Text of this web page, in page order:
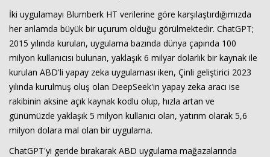
İki uygulamayı Blumberk HT verilerine göre karşılaştırdığımızda
her anlamda büyük bir uçurum olduğu görülmektedir. ChatGPT;
2015 yılında kurulan, uygulama bazında dünya çapında 100
milyon kullanıcısı bulunan, yaklaşık 6 milyar dolarlık bir kaynak ile
kurulan ABD'li yapay zeka uygulaması iken, Çinli geliştirici 2023
yılında kurulmuş oluş olan DeepSeek'in yapay zeka aracı ise
rakibinin aksine açık kaynak kodlu olup, hızla artan ve
günümüzde yaklaşık 5 milyon kullanıcı olan, yatırım olarak 5,6
milyon dolara mal olan bir uygulama.
ChatGPT'yi geride bırakarak ABD uygulama mağazalarında